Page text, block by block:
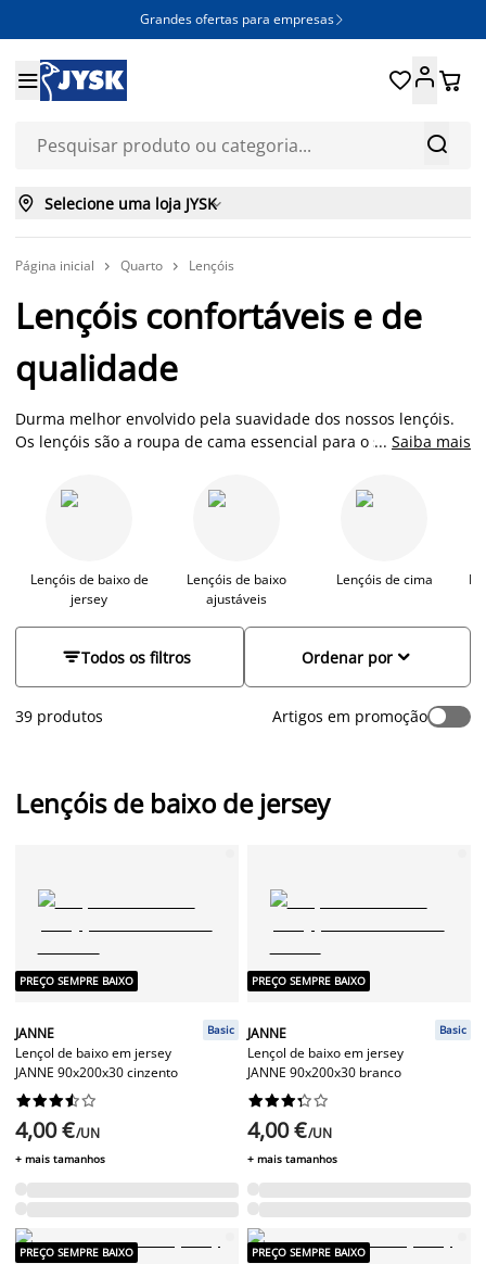
Grandes ofertas para empresas 


 
 Selecione uma loja JYSK
Página inicial  Quarto  Lençóis
Lençóis confortáveis e de
qualidade
Durma melhor envolvido pela suavidade dos nossos lençóis.
Os lençóis são a roupa de cama essencial para o seu conforto.
de cima ou de baixo, ajustável ou não, de solteiro ou de casal,
na JYSK encontra grande variedade de lençóis de qualidade
... Saiba mais
Lençóis de baixo de
jersey
Lençóis de baixo
ajustáveis
Lençóis de cima
Todos os filtros 
Ordenar por
39 produtos Artigos em promoção
Lençóis de baixo de jersey
PREÇO SEMPRE BAIXO
JANNE
Lençol de baixo em jersey
JANNE 90x200x30 cinzento
Basic






4,00 €/UN
+ mais tamanhos
PREÇO SEMPRE BAIXO
JANNE
Lençol de baixo em jersey
JANNE 90x200x30 branco
Basic






4,00 €/UN
+ mais tamanhos
PREÇO SEMPRE BAIXO PREÇO SEMPRE BAIXO